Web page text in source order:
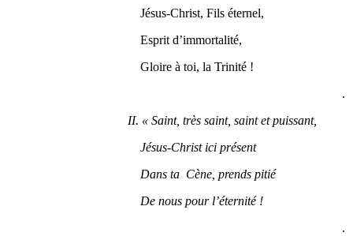
Jésus-Christ, Fils éternel,
Esprit d’immortalité,
Gloire à toi, la Trinité !
.
II. « Saint, très saint, saint et puissant,
Jésus-Christ ici présent
Dans ta Cène, prends pitié
De nous pour l’éternité !
.